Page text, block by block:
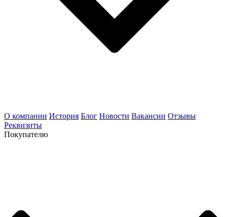
О компании История Блог Новости Вакансии Отзывы
Реквизиты
Покупателю